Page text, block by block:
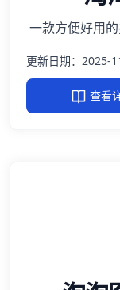
一款方便好用的
更新日期：2025-
查看